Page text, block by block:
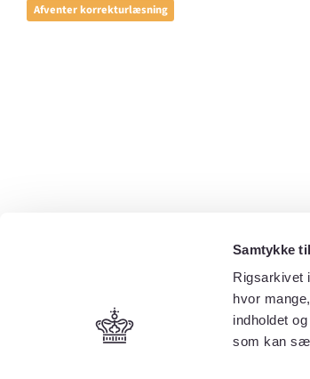
Samtykke
Rigsarkivet
hvor
indholdet
som kan
Afventer korrekturlæsning